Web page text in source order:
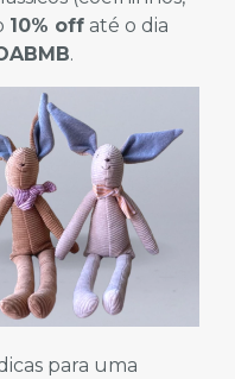
10% off até o dia
.
para uma